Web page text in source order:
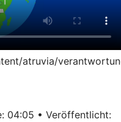
atruvia/
04:05 • Veröffentlicht: